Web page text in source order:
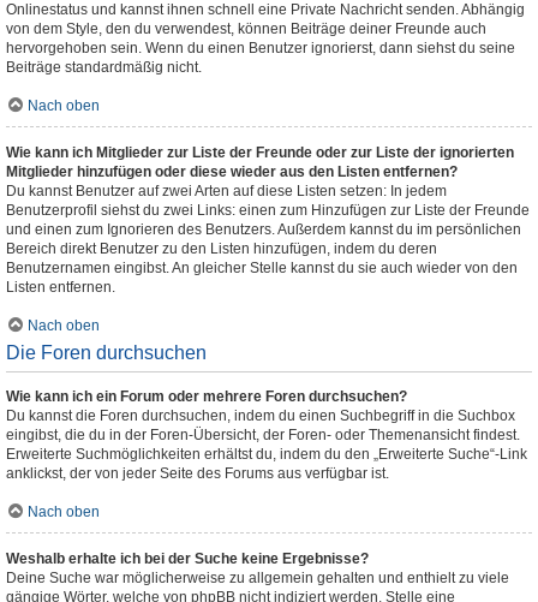
Onlinestatus und kannst ihnen schnell eine Private Nachricht senden. Abhängig
von dem Style, den du verwendest, können Beiträge deiner Freunde auch
hervorgehoben sein. Wenn du einen Benutzer ignorierst, dann siehst du seine
Beiträge standardmäßig nicht.
Nach oben
Wie kann ich Mitglieder zur Liste der Freunde oder zur Liste der ignorierten
Mitglieder hinzufügen oder diese wieder aus den Listen entfernen?
Du kannst Benutzer auf zwei Arten auf diese Listen setzen: In jedem
Benutzerprofil siehst du zwei Links: einen zum Hinzufügen zur Liste der Freunde
und einen zum Ignorieren des Benutzers. Außerdem kannst du im persönlichen
Bereich direkt Benutzer zu den Listen hinzufügen, indem du deren
Benutzernamen eingibst. An gleicher Stelle kannst du sie auch wieder von den
Listen entfernen.
Nach oben
Die Foren durchsuchen
Wie kann ich ein Forum oder mehrere Foren durchsuchen?
Du kannst die Foren durchsuchen, indem du einen Suchbegriff in die Suchbox
eingibst, die du in der Foren-Übersicht, der Foren- oder Themenansicht findest.
Erweiterte Suchmöglichkeiten erhältst du, indem du den „Erweiterte Suche“-Link
anklickst, der von jeder Seite des Forums aus verfügbar ist.
Nach oben
Weshalb erhalte ich bei der Suche keine Ergebnisse?
Deine Suche war möglicherweise zu allgemein gehalten und enthielt zu viele
gängige Wörter, welche von phpBB nicht indiziert werden. Stelle eine